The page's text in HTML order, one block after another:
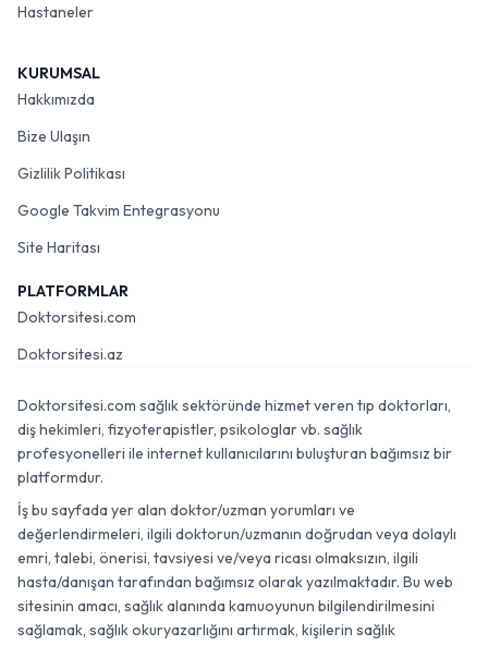
Hastaneler
KURUMSAL
Hakkımızda
Bize Ulaşın
Gizlilik Politikası
Google Takvim Entegrasyonu
Site Haritası
PLATFORMLAR
Doktorsitesi.com
Doktorsitesi.az
Doktorsitesi.com sağlık sektöründe hizmet veren tıp doktorları,
diş hekimleri, fizyoterapistler, psikologlar vb. sağlık
profesyonelleri ile internet kullanıcılarını buluşturan bağımsız bir
platformdur.
İş bu sayfada yer alan doktor/uzman yorumları ve
değerlendirmeleri, ilgili doktorun/uzmanın doğrudan veya dolaylı
emri, talebi, önerisi, tavsiyesi ve/veya ricası olmaksızın, ilgili
hasta/danışan tarafından bağımsız olarak yazılmaktadır. Bu web
sitesinin amacı, sağlık alanında kamuoyunun bilgilendirilmesini
sağlamak, sağlık okuryazarlığını artırmak, kişilerin sağlık